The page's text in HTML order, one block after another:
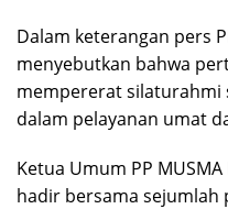
Dalam keterangan pers
menyebutkan bahwa
mempererat silaturahmi
dalam pelayanan umat
Ketua Umum PP
hadir bersama sejumlah